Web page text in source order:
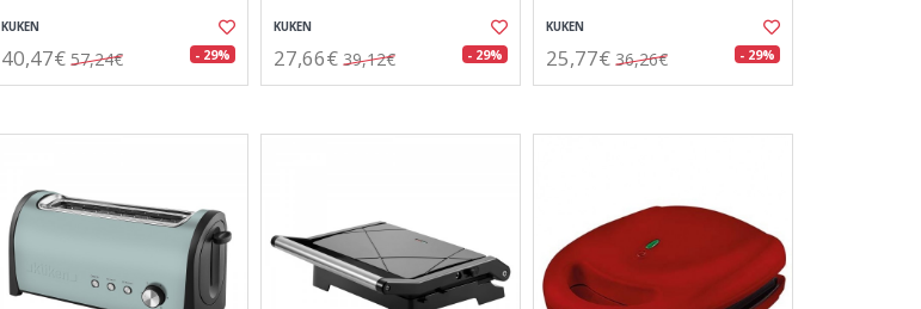
KUKEN
40,47€ 57,24€ - 29%
KUKEN
27,66€ 39,12€ - 29%
KUKEN
25,77€ 36,26€ - 29%